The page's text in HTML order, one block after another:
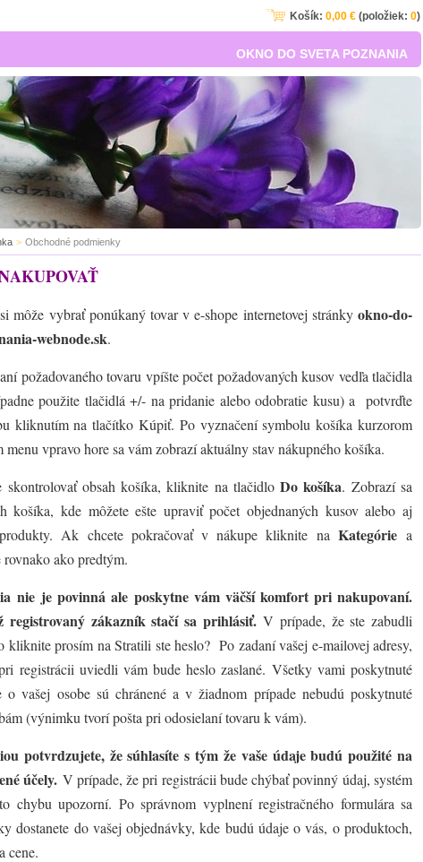
OKNO DO SVETA POZNANIA
> Obchodné podmienky
môže vybrať ponúkaný tovar v e-shope internetovej stránkyokno-do-
webnode.sk.
požadovaného tovaru vpíšte počet požadovaných kusov vedľa tlačidla
použite tlačidlá +/- na pridanie alebo odobratie kusu) a potvrďte
kliknutím na tlačítko Kúpiť. Po vyznačení symbolu košíka kurzorom
vpravo hore sa vám zobrazí aktuálny stav nákupného košíka.
skontrolovať obsah košíka, kliknite na tlačidloDo košíka. Zobrazí sa
košíka, kde môžete ešte upraviť počet objednaných kusov alebo aj
Ak chcete pokračovať v nákupe kliknite na Kategóriea
rovnako ako predtým.
nie je povinná ale poskytne vám väčší komfort pri nakupovaní.
registrovaný zákazník stačí sa prihlásiť.V prípade, že ste zabudli
kliknite prosím na Stratili ste heslo? Po zadaní vašej e-mailovej adresy,
registrácii uviedli vám bude heslo zaslané. Všetky vami poskytnuté
o vašej osobe sú chránené a v žiadnom prípade nebudú poskytnuté
(výnimku tvorí pošta pri odosielaní tovaru k vám).
potvrdzujete, že súhlasíte s tým že vaše údaje budú použité na
účely. V prípade, že pri registrácii bude chýbať povinný údaj, systém
chybu upozorní. Po správnom vyplnení registračného formulára sa
dostanete do vašej objednávky, kde budú údaje o vás, o produktoch,
cene.
Košík: 0,00 € (položiek: 0)